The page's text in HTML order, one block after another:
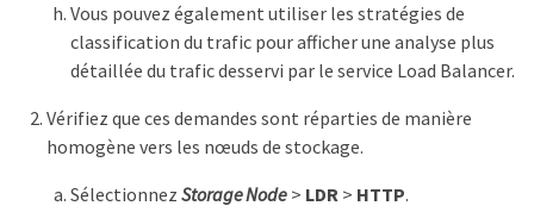
Vous pouvez également utiliser les stratégies de
classification du trafic pour afficher une analyse plus
détaillée du trafic desservi par le service Load Balancer.
Vérifiez que ces demandes sont réparties de manière
homogène vers les nœuds de stockage.
Sélectionnez Storage Node > LDR> HTTP.